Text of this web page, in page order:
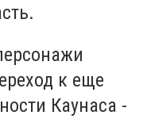
к еще
Каунаса -